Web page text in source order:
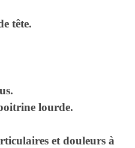
tête.
lourde.
et douleurs à